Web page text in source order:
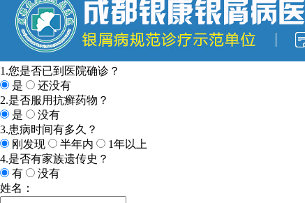
1.您是否已到医院确诊？
是
还没有
2.是否服用抗癣药物？
是
没有
3.患病时间有多久？
刚发现
半年内
1年以上
4.是否有家族遗传史？
有
没有
姓名：